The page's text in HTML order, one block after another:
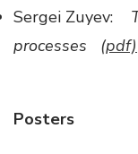
Sergei Zuyev:
processes
(pdf)
Posters